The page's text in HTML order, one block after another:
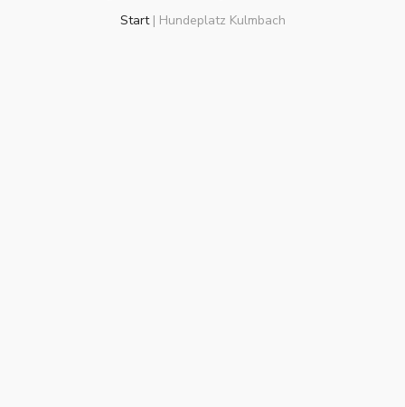
Start | Hundeplatz Kulmbach